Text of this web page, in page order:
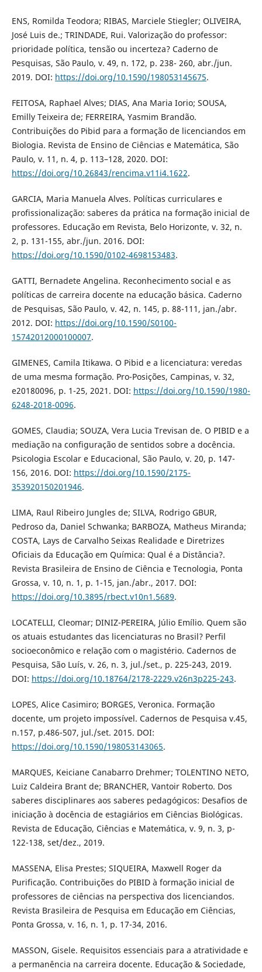
ENS, Romilda Teodora; RIBAS, Marciele Stiegler; OLIVEIRA,
José Luis de.; TRINDADE, Rui. Valorização do professor:
prioridade política, tensão ou incerteza? Caderno de
Pesquisas, São Paulo, v. 49, n. 172, p. 238- 260, abr./jun.
2019. DOI: https://doi.org/10.1590/198053145675.
FEITOSA, Raphael Alves; DIAS, Ana Maria Iorio; SOUSA,
Emilly Teixeira de; FERREIRA, Yasmim Brandão.
Contribuições do Pibid para a formação de licenciandos em
Biologia. Revista de Ensino de Ciências e Matemática, São
Paulo, v. 11, n. 4, p. 113–128, 2020. DOI:
https://doi.org/10.26843/rencima.v11i4.1622.
GARCIA, Maria Manuela Alves. Políticas curriculares e
profissionalização: saberes da prática na formação inicial de
professores. Educação em Revista, Belo Horizonte, v. 32, n.
2, p. 131-155, abr./jun. 2016. DOI:
https://doi.org/10.1590/0102-4698153483.
GATTI, Bernadete Angelina. Reconhecimento social e as
políticas de carreira docente na educação básica. Caderno
de Pesquisas, São Paulo, v. 42, n. 145, p. 88-111, jan./abr.
2012. DOI: https://doi.org/10.1590/S0100-
15742012000100007.
GIMENES, Camila Itikawa. O Pibid e a licenciatura: veredas
de uma mesma formação. Pro-Posições, Campinas, v. 32,
e20180096, p. 1-25, 2021. DOI: https://doi.org/10.1590/1980-
6248-2018-0096.
GOMES, Claudia; SOUZA, Vera Lucia Trevisan de. O PIBID e a
mediação na configuração de sentidos sobre a docência.
Psicologia Escolar e Educacional, São Paulo, v. 20, p. 147-
156, 2016. DOI: https://doi.org/10.1590/2175-
353920150201946.
LIMA, Raul Ribeiro Jungles de; SILVA, Rodrigo GBUR,
Pedroso da, Daniel Schwanka; BARBOZA, Matheus Miranda;
COSTA, Lays de Carvalho Seixas Realidade e Diretrizes
Oficiais da Educação em Química: Qual é a Distância?.
Revista Brasileira de Ensino de Ciência e Tecnologia, Ponta
Grossa, v. 10, n. 1, p. 1-15, jan./abr., 2017. DOI:
https://doi.org/10.3895/rbect.v10n1.5689.
LOCATELLI, Cleomar; DINIZ-PEREIRA, Júlio Emílio. Quem são
os atuais estudantes das licenciaturas no Brasil? Perfil
socioeconômico e relação com o magistério. Cadernos de
Pesquisa, São Luís, v. 26, n. 3, jul./set., p. 225-243, 2019.
DOI: https://doi.org/10.18764/2178-2229.v26n3p225-243.
LOPES, Alice Casimiro; BORGES, Veronica. Formação
docente, um projeto impossível. Cadernos de Pesquisa v.45,
n.157, p.486-507, jul./set. 2015. DOI:
https://doi.org/10.1590/198053143065.
MARQUES, Keiciane Canabarro Drehmer; TOLENTINO NETO,
Luiz Caldeira Brant de; BRANCHER, Vantoir Roberto. Dos
saberes disciplinares aos saberes pedagógicos: Desafios de
iniciação à docência de estagiários em Ciências Biológicas.
Revista de Educação, Ciências e Matemática, v. 9, n. 3, p-
122-138, set/dez., 2019.
MASSENA, Elisa Prestes; SIQUEIRA, Maxwell Roger da
Purificação. Contribuições do PIBID à formação inicial de
professores de ciências na perspectiva dos licenciandos.
Revista Brasileira de Pesquisa em Educação em Ciências,
Ponta Grossa, v. 16, n. 1, p. 17-34, 2016.
MASSON, Gisele. Requisitos essenciais para a atratividade e
a permanência na carreira docente. Educação & Sociedade,